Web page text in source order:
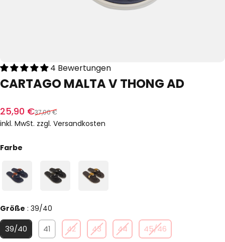
4 Bewertungen
CARTAGOMALTAVTHONGAD
Verkaufspreis
25,90 €
Normaler Preis
37,00 €
inkl. MwSt. zzgl. Versandkosten
Farbe
Größe : 39/40
39/40 41 42 43 44 45/46